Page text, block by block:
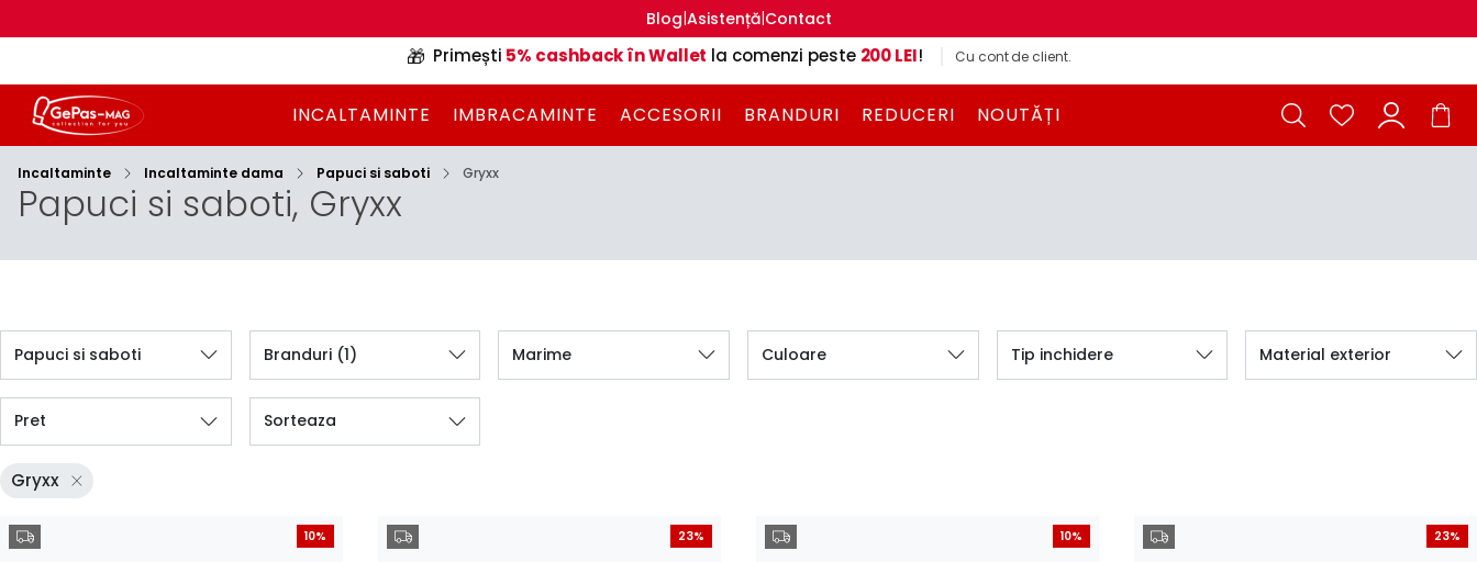
Blog|Asistență|Contact
🎁 Primești 5% cashback în Wallet la comenzi peste 200 LEI! Cu cont de client.
INCALTAMINTE IMBRACAMINTE ACCESORII BRANDURI REDUCERI NOUTĂȚI
Incaltaminte Incaltaminte dama Papuci si saboti Gryxx
Papuci si saboti, Gryxx
Papuci si saboti Branduri (1) Marime Culoare Tip inchidere Material exterior
Pret Sorteaza
Gryxx
10% 23% 10% 23%